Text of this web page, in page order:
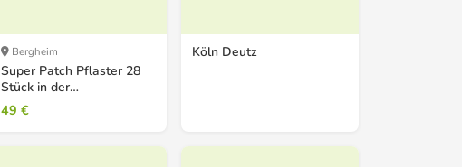
Bergheim
Super Patch Pflaster 28
Stück in der
Orginalverpackung
49 €
Köln Deutz